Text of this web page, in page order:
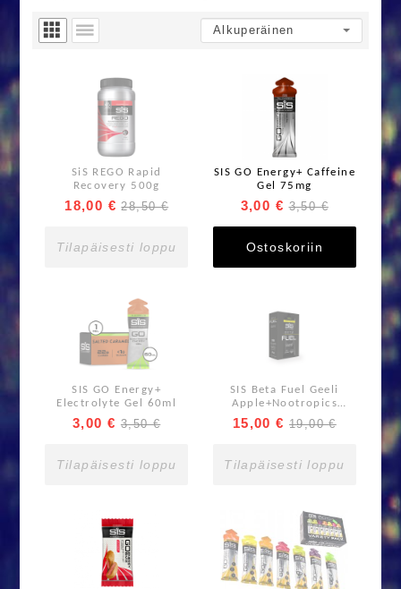
SiS REGO Rapid
Recovery 500g
18,00 € 28,50 €
Tilapäisesti loppu
SIS GO Energy+ Caffeine
Gel 75mg
3,00 € 3,50 €
Ostoskoriin
SIS GO Energy+
Electrolyte Gel 60ml
3,00 € 3,50 €
Tilapäisesti loppu
SIS Beta Fuel Geeli
Apple+Nootropics
6x60ml paketti
15,00 € 19,00 €
Tilapäisesti loppu